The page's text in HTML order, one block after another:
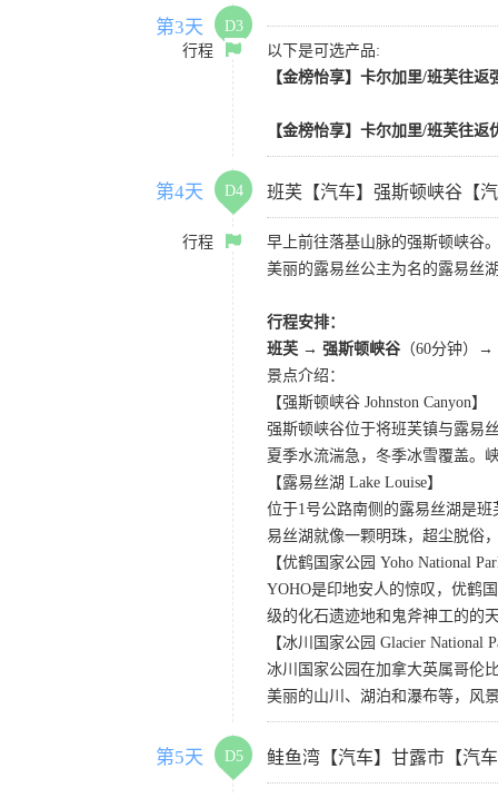
第3天
D3
行程
以下是可选产品:
【金榜怡享】卡尔加里/班芙往返
【金榜怡享】卡尔加里/班芙往
第4天 D4 班芙【汽车】强斯顿峡谷【
行程
早上前往落基山脉的强斯顿峡谷
美丽的露易丝公主为名的露易丝
行程安排：
班芙 → 强斯顿峡谷 （60分钟）→
景点介绍：
【强斯顿峡谷 Johnston Canyon】
强斯顿峡谷位于将班芙镇与露易
夏季水流湍急，冬季冰雪覆盖。
【露易丝湖 Lake Louise】
位于1号公路南侧的露易丝湖是
易丝湖就像一颗明珠，超尘脱俗
【优鹤国家公园 Yoho National
YOHO是印地安人的惊叹，优鹤
级的化石遗迹地和鬼斧神工的的
【冰川国家公园 Glacier National
冰川国家公园在加拿大英属哥伦
美丽的山川、湖泊和瀑布等，风
第5天 D5 鲑鱼湾【汽车】甘露市【汽